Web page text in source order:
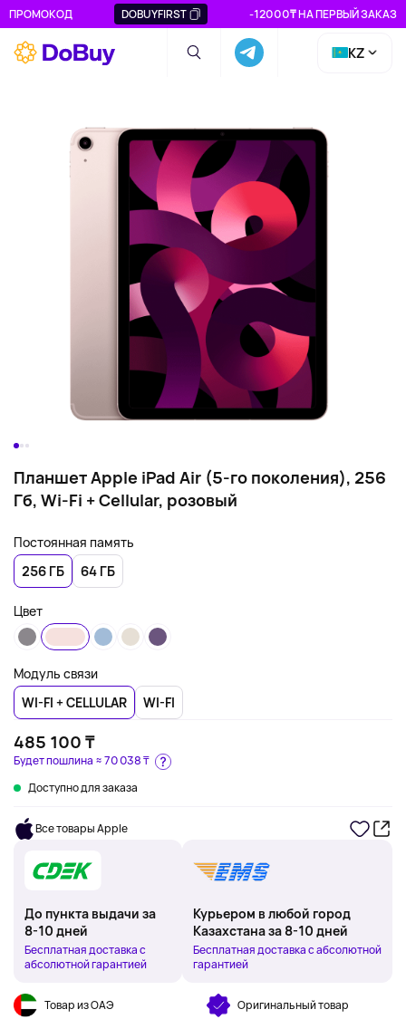
ПРОМОКОД DOBUYFIRST -12000₸ НА ПЕРВЫЙ ЗАКАЗ
KZ
Планшет Apple iPad Air (5-го поколения), 256
Гб, Wi-Fi + Cellular, розовый
Постоянная память
256 ГБ
64 ГБ
Цвет
Модуль связи
WI-FI + CELLULAR
WI-FI
485 100 ₸
Доступно для заказа
Будет пошлина ≈70 038 ₸
Все товары Apple
До пункта выдачи за
8-10 дней
Бесплатная доставка с
абсолютной гарантией
Курьером в любой город
Казахстана за 8-10 дней
Бесплатная доставка с абсолютной
гарантией
Товар из ОАЭ Оригинальный товар